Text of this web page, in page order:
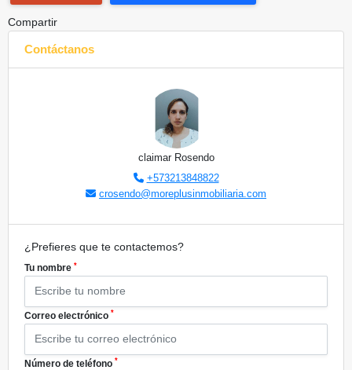
Compartir
Contáctanos
claimar Rosendo
+573213848822
crosendo@moreplusinmobiliaria.com
¿Prefieres que te contactemos?
Tu nombre *
Correo electrónico *
Número de teléfono *